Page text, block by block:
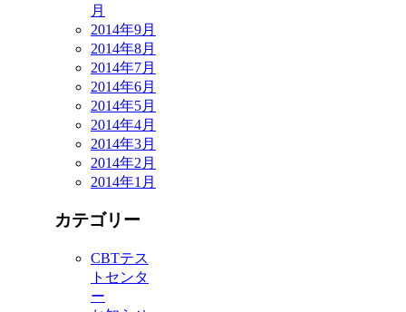
月
2014年9月
2014年8月
2014年7月
2014年6月
2014年5月
2014年4月
2014年3月
2014年2月
2014年1月
カテゴリー
CBTテス
トセンタ
ー